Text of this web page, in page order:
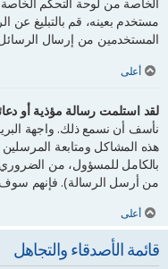
الخاصة من لوحة التحكم
مستخدم بعينه، قم بالتبليغ عن
المستخدمين من إرسال
أعلى
لقد استلمت رسالة مؤذية أو
نأسف أن نسمع ذلك. واجهة
هذه المشاكل ومتابعة
بالكامل للمسؤول، من
من أرسل الرسالة). فإنهم
أعلى
قائمة الأصدقاء والتجاهل